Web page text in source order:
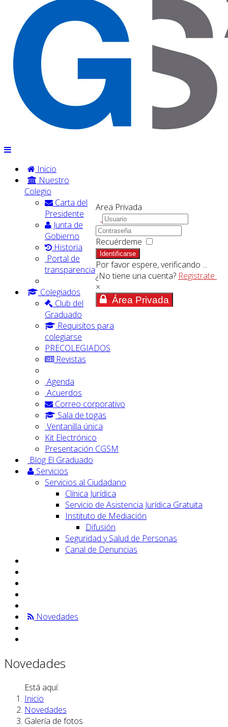
Area Privada
Recuérdeme
Identificarse
Por favor espere, verificando ...
¿No tiene una cuenta? Registrate
×
Área Privada
Inicio
Nuestro
Colegio
Carta del
Presidente
Junta de
Gobierno
Historia
Portal de
transparencia
Colegiados
Club del
Graduado
Requisitos para
colegiarse
PRECOLEGIADOS
Revistas
Agenda
Acuerdos
Correo corporativo
Sala de togas
Ventanilla única
Kit Electrónico
Presentación CGSM
Blog El Graduado
Servicios
Servicios al Ciudadano
Clínica Jurídica
Servicio de Asistencia Jurídica Gratuita
Instituto de Mediación
Difusión
Seguridad y Salud de Personas
Canal de Denuncias
Novedades
Novedades
Está aquí:
Inicio
Novedades
Galería de fotos